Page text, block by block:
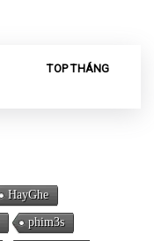
TOP THÁNG
HayGhe
phim3s